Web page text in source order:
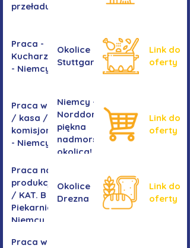
przeładunkowym
Praca -
Kucharz/kucharka
- Niemcy
Okolice
Stuttgartu
Link do
oferty
Praca w sklepie
/ kasa /
komisjonowanie
- Niemcy
Niemcy -
Norddorf -
piękna
nadmorska
okolica!
Link do
oferty
Praca na
produkcji
/ KAT. B -
Piekarnia
Niemcy
Okolice
Drezna
Link do
oferty
Praca w